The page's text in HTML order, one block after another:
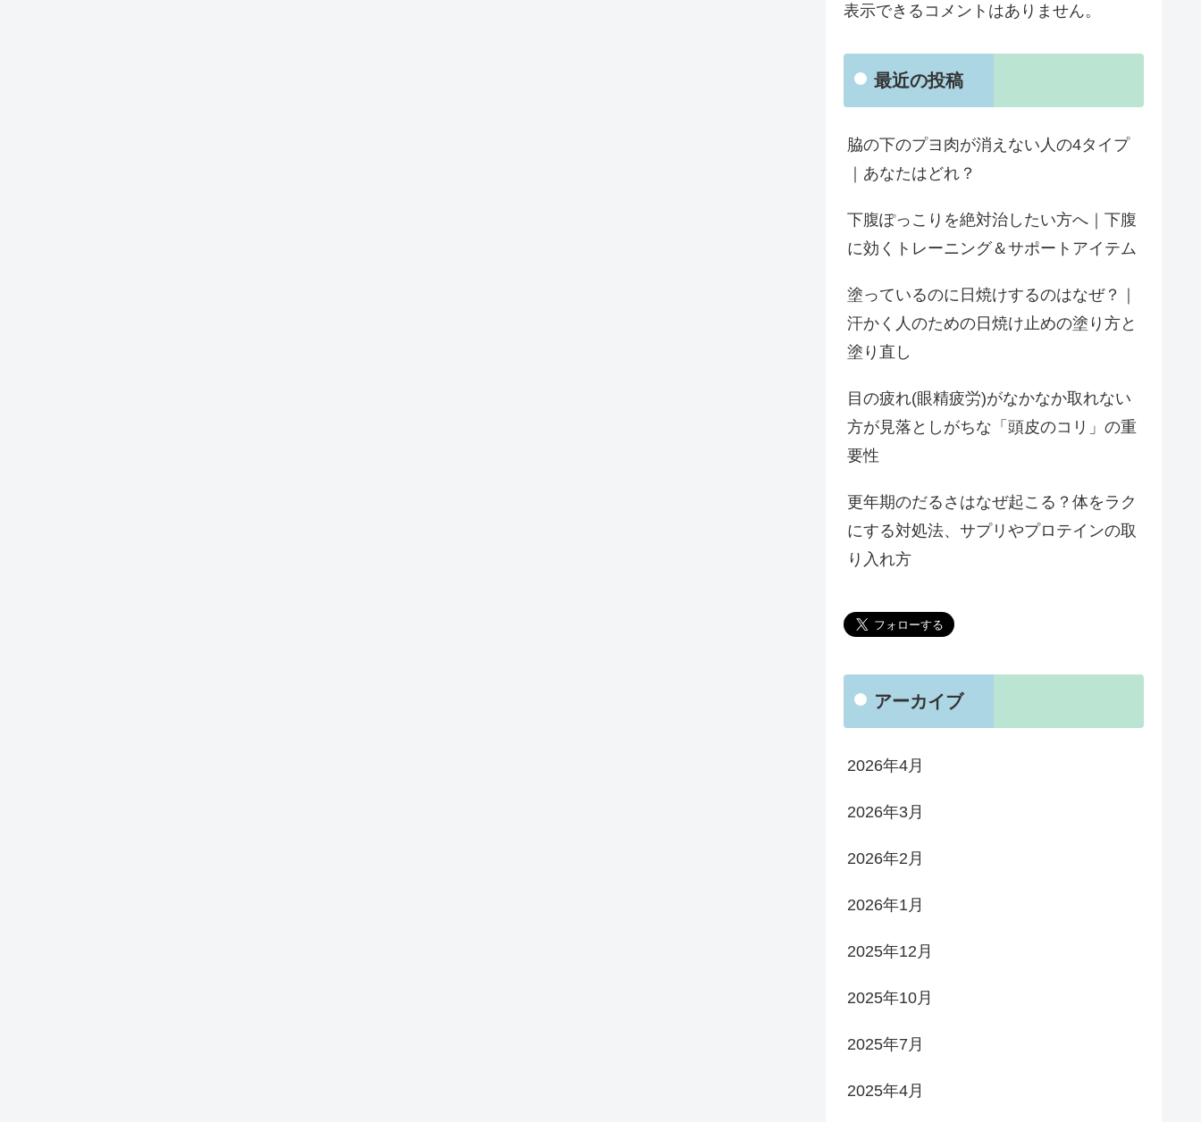
表示できるコメントはありません。
最近の投稿
脇の下のプヨ肉が消えない人の4タイプ
｜あなたはどれ？
下腹ぽっこりを絶対治したい方へ｜下腹
に効くトレーニング＆サポートアイテム
塗っているのに日焼けするのはなぜ？｜
汗かく人のための日焼け止めの塗り方と
塗り直し
目の疲れ(眼精疲労)がなかなか取れない
方が見落としがちな「頭皮のコリ」の重
要性
更年期のだるさはなぜ起こる？体をラク
にする対処法、サプリやプロテインの取
り入れ方
アーカイブ
2026年4月
2026年3月
2026年2月
2026年1月
2025年12月
2025年10月
2025年7月
2025年4月